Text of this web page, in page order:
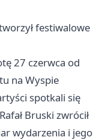
festiwalowe
27 czerwca od
na Wyspie
spotkali się
Bruski zwrócił
wydarzenia i jego